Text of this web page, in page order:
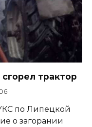
трактор
по Липецкой
о загорании